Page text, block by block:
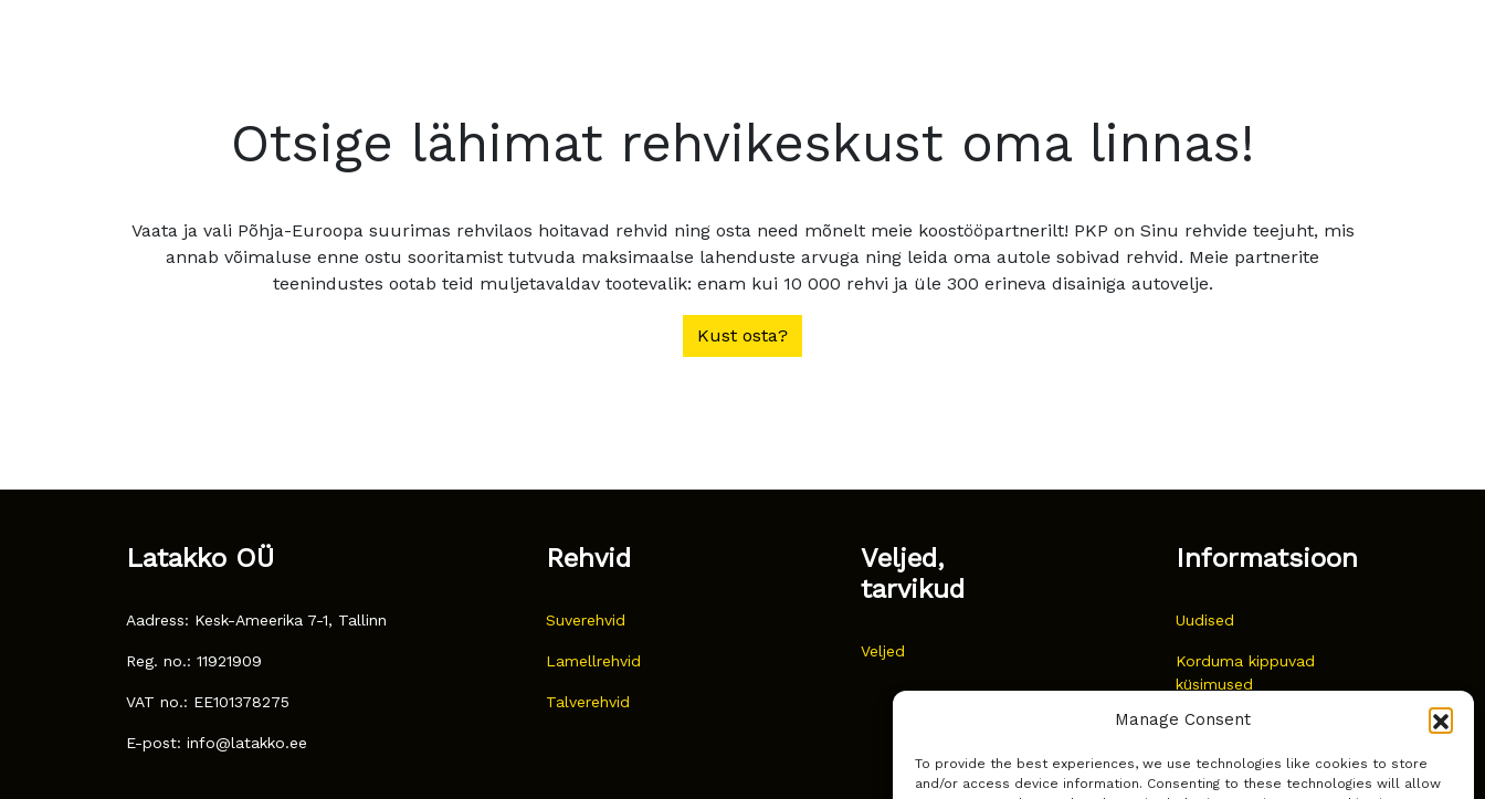
Manage Consent
To provide the best experiences, we use technologies like cookies to store
and/or access device information. Consenting to these technologies will allow
Otsige lähimat rehvikeskust oma linnas!
Vaata ja vali Põhja-Euroopa suurimas rehvilaos hoitavad rehvid ning osta need mõnelt meie koostööpartnerilt! PKP on Sinu rehvide teejuht, mis
annab võimaluse enne ostu sooritamist tutvuda maksimaalse lahenduste arvuga ning leida oma autole sobivad rehvid. Meie partnerite
teenindustes ootab teid muljetavaldav tootevalik: enam kui 10 000 rehvi ja üle 300 erineva disainiga autovelje.
Kust osta?
Latakko OÜ
Aadress: Kesk-Ameerika 7-1, Tallinn
Reg. no.: 11921909
VAT no.: EE101378275
E-post: info@latakko.ee
Rehvid
Suverehvid
Lamellrehvid
Talverehvid
Veljed,
tarvikud
Veljed
Informatsioon
Uudised
Korduma kippuvad
küsimused
Kust osta?
Küpsiste poliitika